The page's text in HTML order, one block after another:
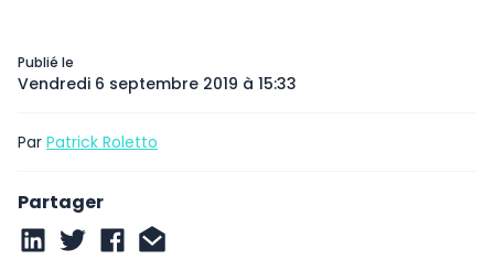
Publié le
Vendredi 6 septembre 2019 à 15:33
Par Patrick Roletto
Partager